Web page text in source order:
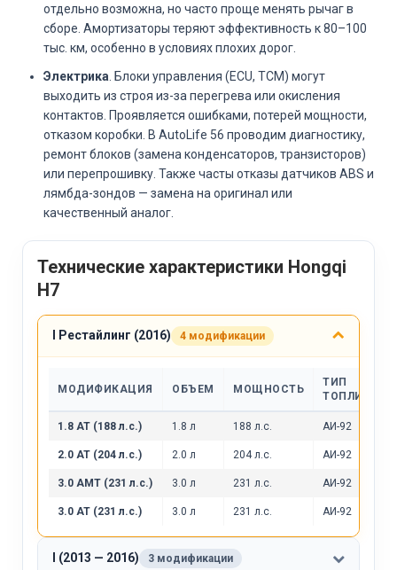
отдельно возможна, но часто проще менять рычаг в
сборе. Амортизаторы теряют эффективность к 80–100
тыс. км, особенно в условиях плохих дорог.
Электрика . Блоки управления (ECU, TCM) могут
выходить из строя из-за перегрева или окисления
контактов. Проявляется ошибками, потерей мощности,
отказом коробки. В AutoLife 56 проводим диагностику,
ремонт блоков (замена конденсаторов, транзисторов)
или перепрошивку. Также часты отказы датчиков ABS и
лямбда-зондов — замена на оригинал или
качественный аналог.
Технические характеристики Hongqi
H7
I Рестайлинг (2016) 4 модификации
МОДИФИКАЦИЯ ОБЪЕМ МОЩНОСТЬ
ТИП
ТОПЛИВА
1.8 AT (188 л.с.) 1.8 л 188 л.с. АИ-92
2.0 AT (204 л.с.) 2.0 л 204 л.с. АИ-92
3.0 AMT (231 л.с.) 3.0 л 231 л.с. АИ-92
3.0 AT (231 л.с.) 3.0 л 231 л.с. АИ-92
I (2013 — 2016) 3 модификации